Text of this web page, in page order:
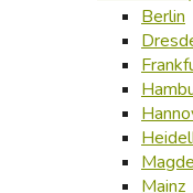
Berlin
Mainz